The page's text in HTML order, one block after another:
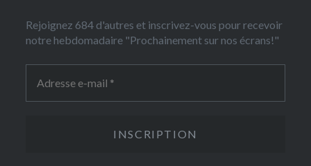
Rejoignez 684 d'autres et inscrivez-vous pour recevoir
notre hebdomadaire "Prochainement sur nos écrans!"